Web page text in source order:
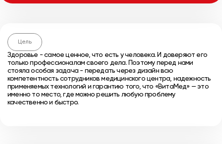
Цель
Здоровье - самое ценное, что есть у человека. И доверяют его
только профессионалам своего дела. Поэтому перед нами
стояла особая задача - передать через дизайн всю
компетентность сотрудников медицинского центра, надежность
применяемых технологий и гарантию того, что «ВитаМед» — это
именно то место, где можно решить любую проблему
качественно и быстро.